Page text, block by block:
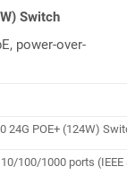
Switch
power-over-
24G POE+ (124W)
100/1000 ports